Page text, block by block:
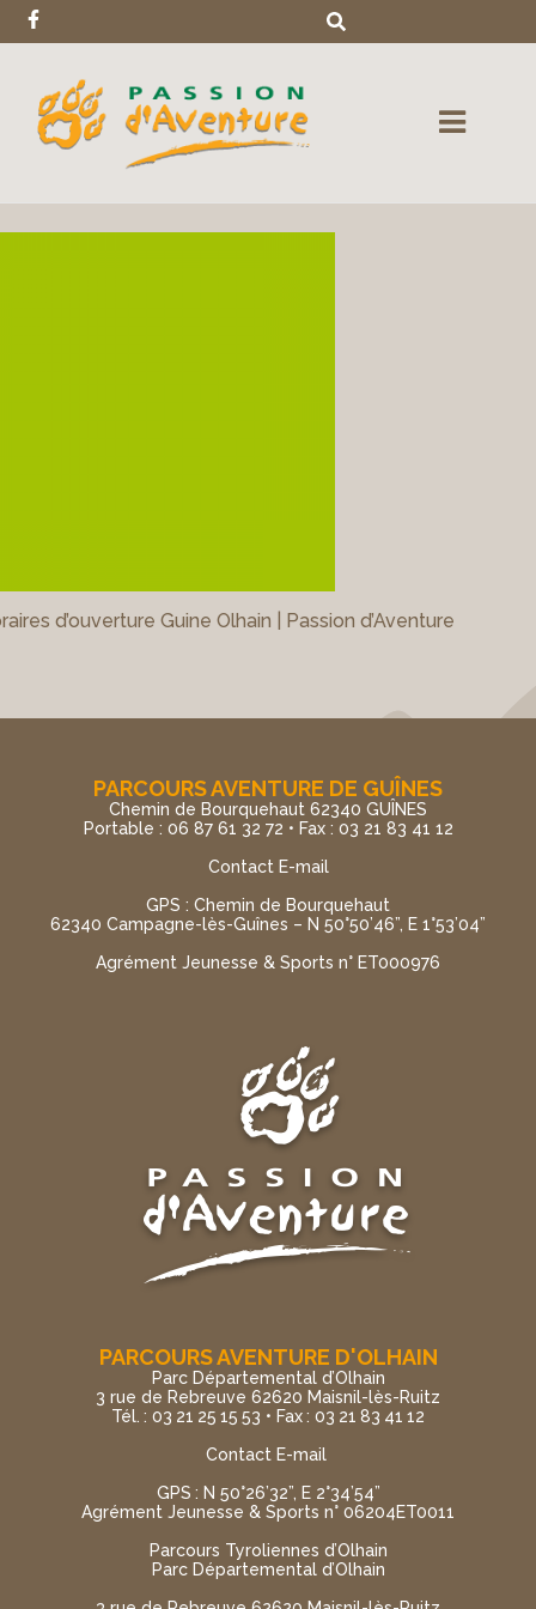
d’ouverture Guine Olhain | Passion d’Aventure
PARCOURS AVENTURE DE GUÎNES
Chemin de Bourquehaut 62340 GUÎNES
Portable : 06 87 61 32 72 • Fax : 03 21 83 41 12
Contact E-mail
GPS : Chemin de Bourquehaut
62340 Campagne-lès-Guînes – N 50°50’46”, E 1°53’04”
Agrément Jeunesse & Sports n° ET000976
PARCOURS AVENTURE D'OLHAIN
Parc Départemental d’Olhain
3 rue de Rebreuve 62620 Maisnil-lès-Ruitz
Tél. : 03 21 25 15 53 • Fax : 03 21 83 41 12
Contact E-mail
GPS : N 50°26’32”, E 2°34’54”
Agrément Jeunesse & Sports n° 06204ET0011
Parcours Tyroliennes d’Olhain
Parc Départemental d’Olhain